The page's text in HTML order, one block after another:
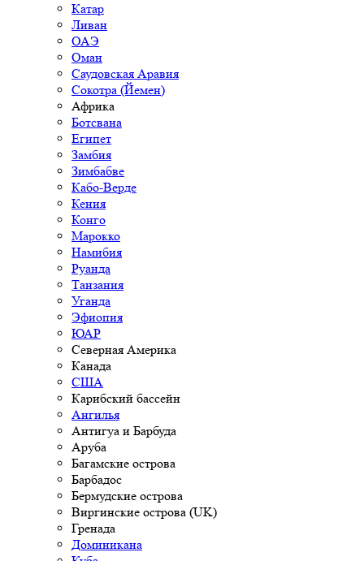
Катар
Ливан
ОАЭ
Оман
Саудовская Аравия
Сокотра (Йемен)
Африка
Ботсвана
Египет
Замбия
Зимбабве
Кабо-Верде
Кения
Конго
Марокко
Намибия
Руанда
Танзания
Уганда
Эфиопия
ЮАР
Северная Америка
Канада
США
Карибский бассейн
Ангилья
Антигуа и Барбуда
Аруба
Багамские острова
Барбадос
Бермудские острова
Виргинские острова (UK)
Гренада
Доминикана